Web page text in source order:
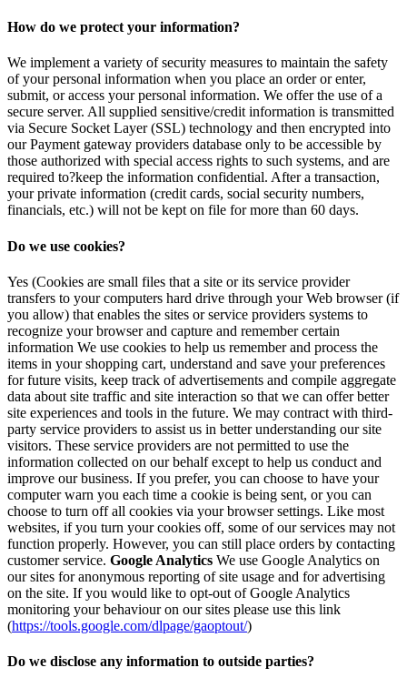
How do we protect your information?
We implement a variety of security measures to maintain the safety
of your personal information when you place an order or enter,
submit, or access your personal information. We offer the use of a
secure server. All supplied sensitive/credit information is transmitted
via Secure Socket Layer (SSL) technology and then encrypted into
our Payment gateway providers database only to be accessible by
those authorized with special access rights to such systems, and are
required to?keep the information confidential. After a transaction,
your private information (credit cards, social security numbers,
financials, etc.) will not be kept on file for more than 60 days.
Do we use cookies?
Yes (Cookies are small files that a site or its service provider
transfers to your computers hard drive through your Web browser (if
you allow) that enables the sites or service providers systems to
recognize your browser and capture and remember certain
information We use cookies to help us remember and process the
items in your shopping cart, understand and save your preferences
for future visits, keep track of advertisements and compile aggregate
data about site traffic and site interaction so that we can offer better
site experiences and tools in the future. We may contract with third-
party service providers to assist us in better understanding our site
visitors. These service providers are not permitted to use the
information collected on our behalf except to help us conduct and
improve our business. If you prefer, you can choose to have your
computer warn you each time a cookie is being sent, or you can
choose to turn off all cookies via your browser settings. Like most
websites, if you turn your cookies off, some of our services may not
function properly. However, you can still place orders by contacting
customer service. Google Analytics We use Google Analytics on
our sites for anonymous reporting of site usage and for advertising
on the site. If you would like to opt-out of Google Analytics
monitoring your behaviour on our sites please use this link
(https://tools.google.com/dlpage/gaoptout/)
Do we disclose any information to outside parties?